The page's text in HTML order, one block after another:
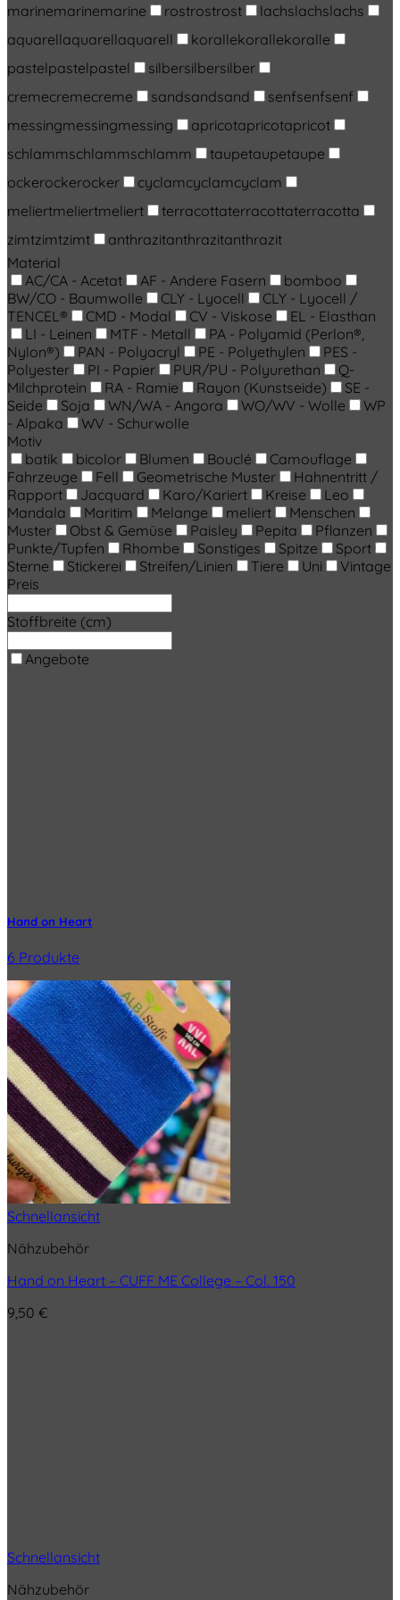
marinemarinemarine rostrostrost lachslachslachs
aquarellaquarellaquarell korallekorallekoralle
pastelpastelpastel silbersilbersilber
cremecremecreme sandsandsand senfsenfsenf
messingmessingmessing apricotapricotapricot
schlammschlammschlamm taupetaupetaupe
ockerockerocker cyclamcyclamcyclam
meliertmeliertmeliert terracottaterracottaterracotta
zimtzimtzimt anthrazitanthrazitanthrazit
Material
AC/CA - Acetat
AF - Andere Fasern
bomboo
BW/CO - Baumwolle
CLY - Lyocell
CLY - Lyocell /
TENCEL®
CMD - Modal CV - Viskose
EL - Elasthan
LI - Leinen
MTF - Metall
PA - Polyamid (Perlon®,
Nylon®)
PAN - Polyacryl PE - Polyethylen
PES -
Polyester
PI - Papier PUR/PU - Polyurethan
Q-
Milchprotein
RA - Ramie Rayon (Kunstseide)
SE -
Seide
Soja WN/WA - Angora WO/WV - Wolle
WP
- Alpaka
WV - Schurwolle
Motiv
batik
bicolor Blumen Bouclé
Camouflage
Fahrzeuge
Fell Geometrische Muster
Hahnentritt /
Rapport
Jacquard Karo/Kariert Kreise
Leo
Mandala
Maritim Melange meliert
Menschen
Muster
Obst & Gemüse Paisley Pepita
Pflanzen
Punkte/Tupfen
Rhombe Sonstiges Spitze
Sport
Sterne
Stickerei Streifen/Linien Tiere Uni
Vintage
Preis
Stoffbreite (cm)
Angebote
Hand on Heart
6 Produkte
Schnellansicht
Nähzubehör
Hand on Heart – CUFF ME College – Col. 150
9,50 €
Schnellansicht
Nähzubehör